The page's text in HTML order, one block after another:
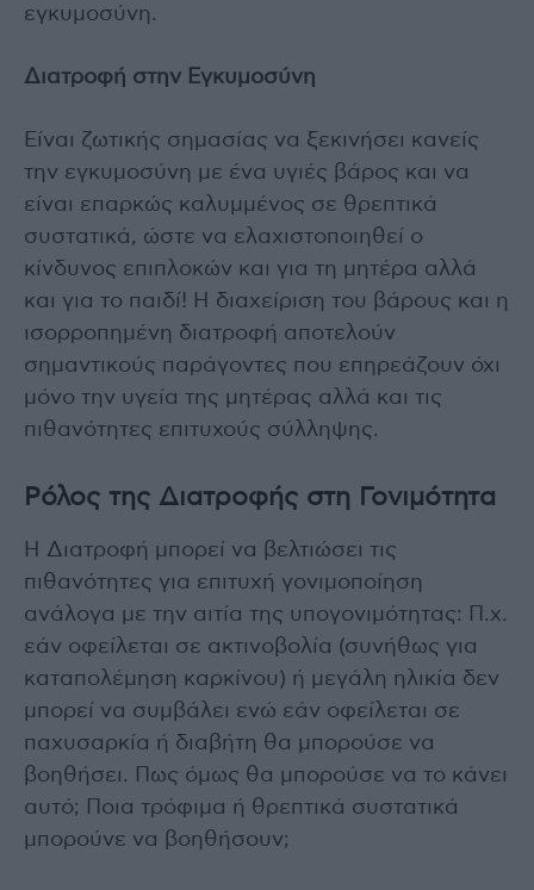
εγκυμοσύνη.
Διατροφή στην Εγκυμοσύνη
Είναι ζωτικής σημασίας να ξεκινήσει κανείς
την εγκυμοσύνη με ένα υγιές βάρος και να
είναι επαρκώς καλυμμένος σε θρεπτικά
συστατικά, ώστε να ελαχιστοποιηθεί ο
κίνδυνος επιπλοκών και για τη μητέρα αλλά
και για το παιδί! Η διαχείριση του βάρους και η
ισορροπημένη διατροφή αποτελούν
σημαντικούς παράγοντες που επηρεάζουν όχι
μόνο την υγεία της μητέρας αλλά και τις
πιθανότητες επιτυχούς σύλληψης.
Ρόλος της Διατροφής στη Γονιμότητα
Η Διατροφή μπορεί να βελτιώσει τις
πιθανότητες για επιτυχή γονιμοποίηση
ανάλογα με την αιτία της υπογονιμότητας: Π.χ.
εάν οφείλεται σε ακτινοβολία (συνήθως για
καταπολέμηση καρκίνου) ή μεγάλη ηλικία δεν
μπορεί να συμβάλει ενώ εάν οφείλεται σε
παχυσαρκία ή διαβήτη θα μπορούσε να
βοηθήσει. Πως όμως θα μπορούσε να το κάνει
αυτό; Ποια τρόφιμα ή θρεπτικά συστατικά
μπορούνε να βοηθήσουν;